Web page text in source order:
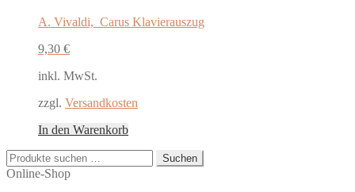
A. Vivaldi, Carus Klavierauszug
9,30 €
inkl. MwSt.
zzgl. Versandkosten
In den Warenkorb
Suchen
nach:
Suchen
Online-Shop